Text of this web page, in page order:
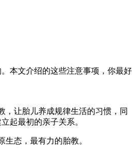
本文介绍的这些注意事项，你最好
，让胎儿养成规律生活的习惯，同
起最初的亲子关系。
态，最有力的胎教。